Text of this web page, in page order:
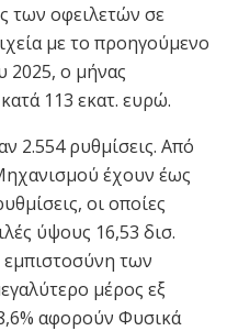
των οφειλετών σε
με το προηγούμενο
2025, ο μήνας
113 εκατ. ευρώ.
2.554 ρυθμίσεις. Από
έχουν έως
οι οποίες
ύψους 16,53 δισ.
των
μέρος εξ
αφορούν Φυσικά